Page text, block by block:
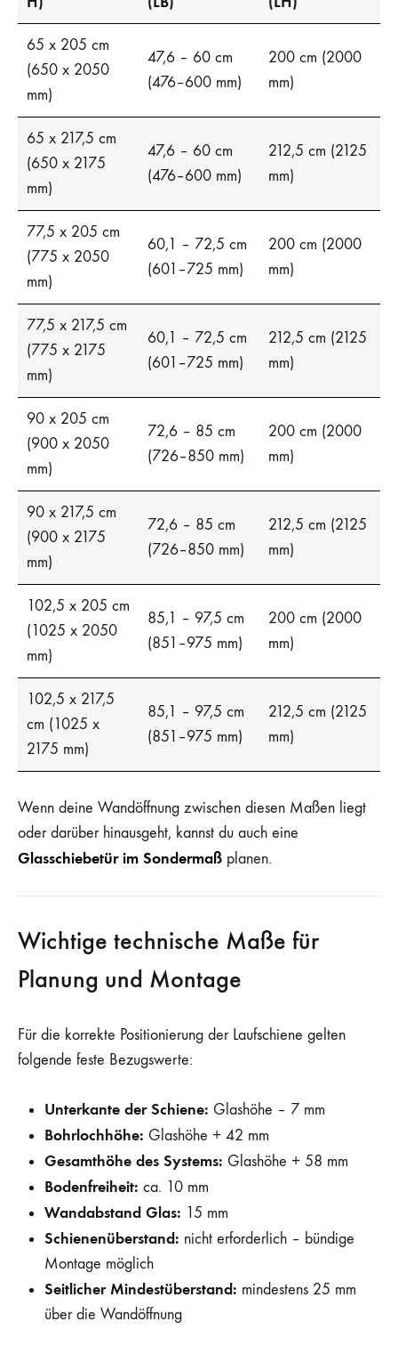
65 x 205 cm
(650 x 2050
mm)
47,6 – 60 cm
(476–600 mm)
200 cm (2000
mm)
65 x 217,5 cm
(650 x 2175
mm)
47,6 – 60 cm
(476–600 mm)
212,5 cm (2125
mm)
77,5 x 205 cm
(775 x 2050
mm)
60,1 – 72,5 cm
(601–725 mm)
200 cm (2000
mm)
77,5 x 217,5 cm
(775 x 2175
mm)
60,1 – 72,5 cm
(601–725 mm)
212,5 cm (2125
mm)
90 x 205 cm
(900 x 2050
mm)
72,6 – 85 cm
(726–850 mm)
200 cm (2000
mm)
90 x 217,5 cm
(900 x 2175
mm)
72,6 – 85 cm
(726–850 mm)
212,5 cm (2125
mm)
102,5 x 205 cm
(1025 x 2050
mm)
85,1 – 97,5 cm
(851–975 mm)
200 cm (2000
mm)
102,5 x 217,5
cm (1025 x
2175 mm)
85,1 – 97,5 cm
(851–975 mm)
212,5 cm (2125
mm)
Wenn deine Wandöffnung zwischen diesen Maßen liegt
oder darüber hinausgeht, kannst du auch eine
Glasschiebetür im Sondermaß planen.
Wichtige technische Maße für
Planung und Montage
Für die korrekte Positionierung der Laufschiene gelten
folgende feste Bezugswerte:
Unterkante der Schiene: Glashöhe – 7 mm
Bohrlochhöhe: Glashöhe + 42 mm
Gesamthöhe des Systems: Glashöhe + 58 mm
Bodenfreiheit: ca. 10 mm
Wandabstand Glas: 15 mm
Schienenüberstand: nicht erforderlich – bündige
Montage möglich
Seitlicher Mindestüberstand: mindestens 25 mm
über die Wandöffnung